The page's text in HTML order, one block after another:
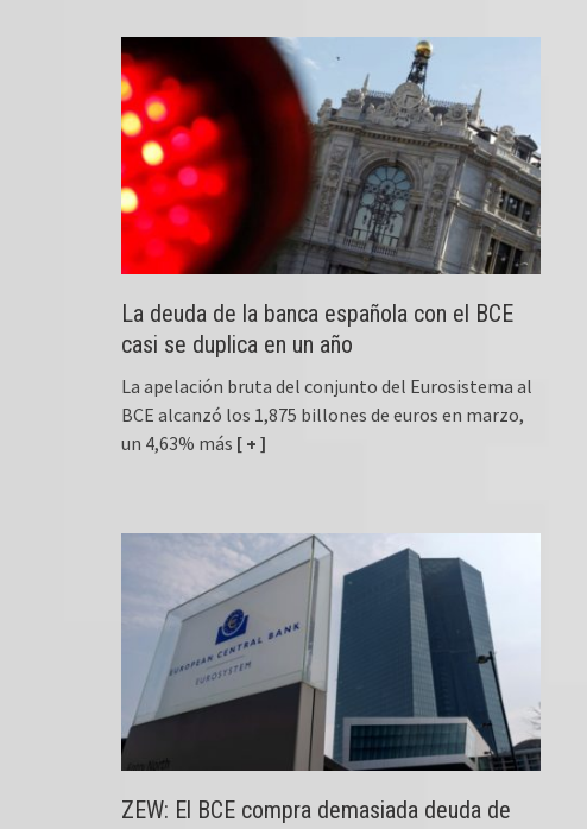
La deuda de la banca española con el BCE
casi se duplica en un año
La apelación bruta del conjunto del Eurosistema al
BCE alcanzó los 1,875 billones de euros en marzo,
un 4,63% más [ + ]
ZEW: El BCE compra demasiada deuda de